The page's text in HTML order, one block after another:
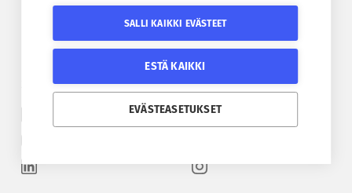
SALLI KAIKKI EVÄSTEET
ESTÄ KAIKKI
EVÄSTEASETUKSET
Tilaa kesäyliopiston uutiskirje
Tilaa Epanetin uutiskirje
SEURAA KESÄYLIOPISTOA
Etelä-Pohjanmaan kesäyliopiston Facebook
Etelä-Pohjanmaan kesäyliopiston Linkedin
SEURAA EPANETIA
Epanetin Twitter
Epanetin Instagram